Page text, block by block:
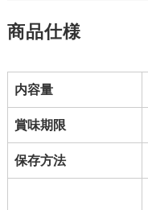
商品仕様
内容量
賞味期限
保存方法